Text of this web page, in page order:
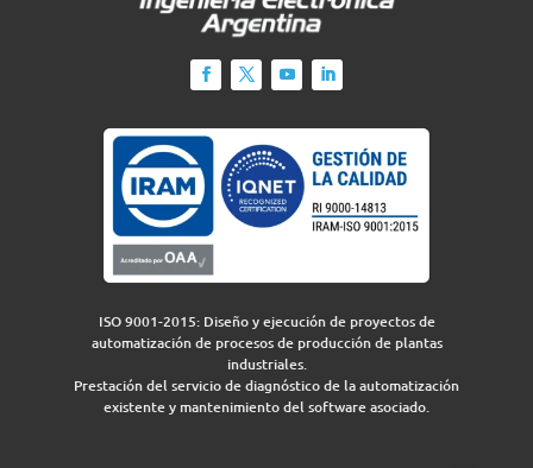
ISO 9001-2015: Diseño y ejecución de proyectos de
automatización de procesos de producción de plantas
industriales.
Prestación del servicio de diagnóstico de la automatización
existente y mantenimiento del software asociado.